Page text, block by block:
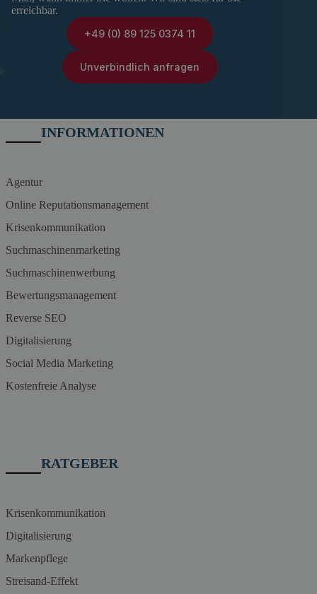
erreichbar.
+49 (0) 89 125 0374 11
Unverbindlich anfragen
INFORMATIONEN
Agentur
Online Reputationsmanagement
Krisenkommunikation
Suchmaschinenmarketing
Suchmaschinenwerbung
Bewertungsmanagement
Reverse SEO
Digitalisierung
Social Media Marketing
Kostenfreie Analyse
RATGEBER
Krisenkommunikation
Digitalisierung
Markenpflege
Streisand-Effekt